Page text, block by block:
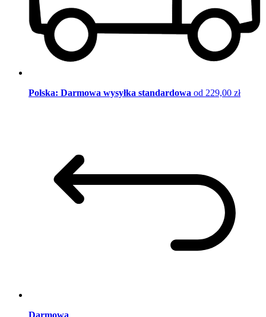
Polska: Darmowa wysyłka standardowa od 229,00 zł